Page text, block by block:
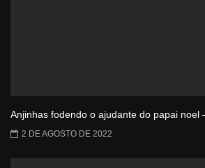
Anjinhas fodendo o ajudante do papai noel
2 DE AGOSTO DE 2022